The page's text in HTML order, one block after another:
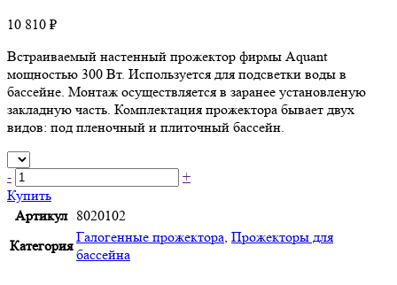
10 810 ₽
Встраиваемый настенный прожектор фирмы Aquant
мощностью 300 Вт. Используется для подсветки воды в
бассейне. Монтаж осуществляется в заранее установленую
закладную часть. Комплектация прожектора бывает двух
видов: под пленочный и плиточный бассейн.
-
+
Купить
Артикул 8020102
Категория
Галогенные прожектора Прожекторы для
бассейна